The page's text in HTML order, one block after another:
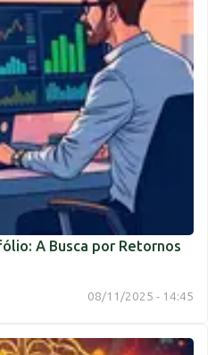
A Busca por Retornos
08/11/2025 - 14:45